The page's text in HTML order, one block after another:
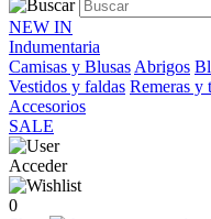
NEW IN
Indumentaria
Camisas y Blusas Abrigos
Vestidos y faldas Remeras y
Accesorios
SALE
Acceder
0